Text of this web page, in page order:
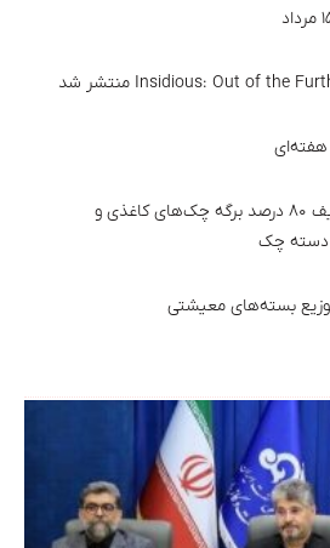
هفته‌ای
محاسبه جداگانه تعیین تکلیف ۸۰ درصد برگه چک‌های کاغذی و
دسته چک
بسته‌های معیشتی